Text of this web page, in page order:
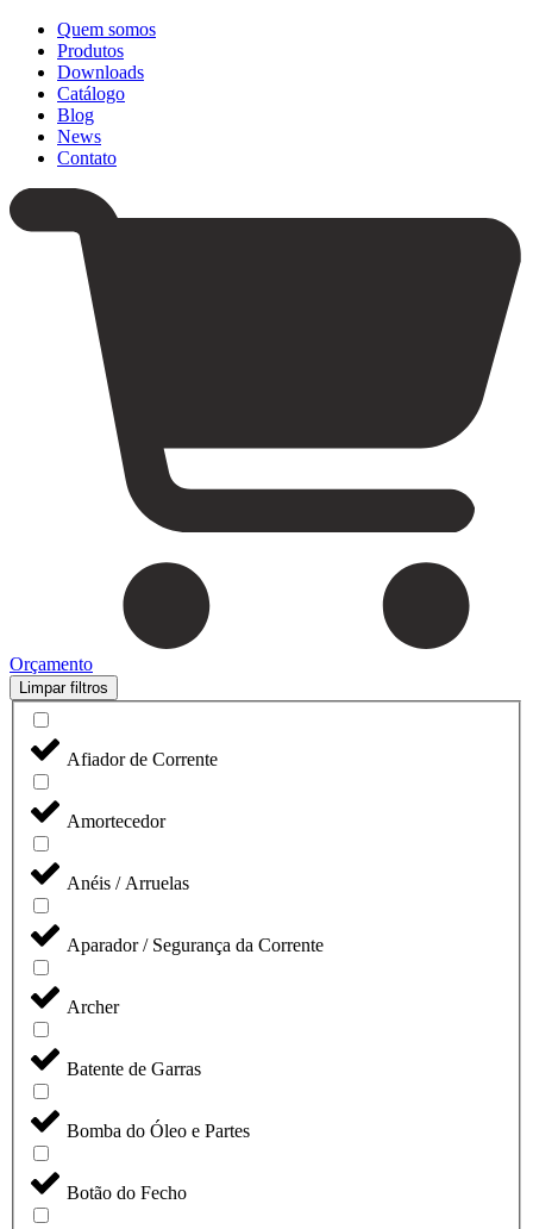
Quem somos
Produtos
Downloads
Catálogo
Blog
News
Contato
Orçamento
Limpar filtros
Afiador de Corrente
Amortecedor
Anéis / Arruelas
Aparador / Segurança da Corrente
Archer
Batente de Garras
Bomba do Óleo e Partes
Botão do Fecho